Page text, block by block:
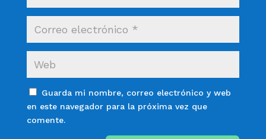
Guarda mi nombre, correo electrónico y web
en este navegador para la próxima vez que
comente.